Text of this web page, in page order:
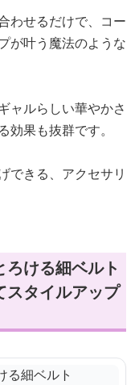
わせるだけで、コー
が叶う魔法のような
ャルらしい華やかさ
果も抜群です。
できる、アクセサリ
ける細ベルト
スタイルアップ